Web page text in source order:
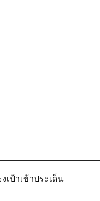
เป้าเข้าประเด็น